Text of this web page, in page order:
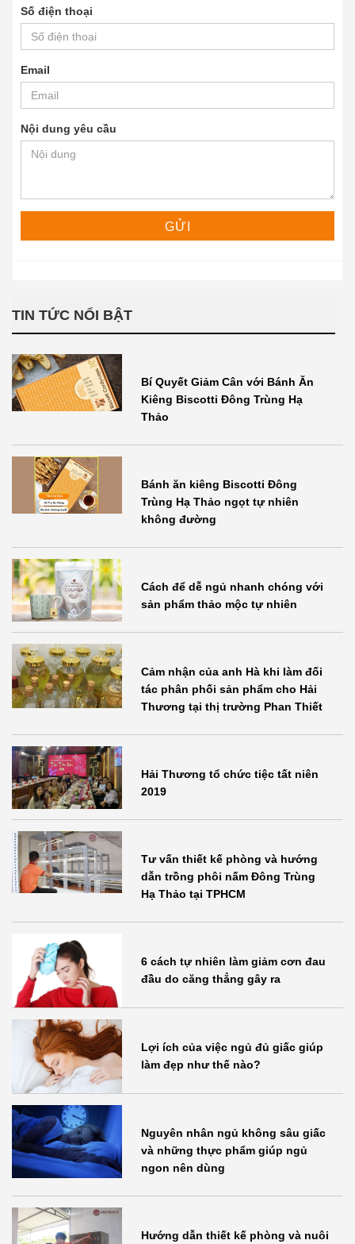
Số điện thoại
Email
Nội dung yêu cầu
TIN TỨC NỔI BẬT
Bí Quyết Giảm Cân với Bánh Ăn
Kiêng Biscotti Đông Trùng Hạ
Thảo
Bánh ăn kiêng Biscotti Đông
Trùng Hạ Thảo ngọt tự nhiên
không đường
Cách để dễ ngủ nhanh chóng với
sản phẩm thảo mộc tự nhiên
Cảm nhận của anh Hà khi làm đối
tác phân phối sản phẩm cho Hải
Thương tại thị trường Phan Thiết
Hải Thương tổ chức tiệc tất niên
2019
Tư vấn thiết kế phòng và hướng
dẫn trồng phôi nấm Đông Trùng
Hạ Thảo tại TPHCM
6 cách tự nhiên làm giảm cơn đau
đầu do căng thẳng gây ra
Lợi ích của việc ngủ đủ giấc giúp
làm đẹp như thế nào?
Nguyên nhân ngủ không sâu giấc
và những thực phẩm giúp ngủ
ngon nên dùng
Hướng dẫn thiết kế phòng và nuôi